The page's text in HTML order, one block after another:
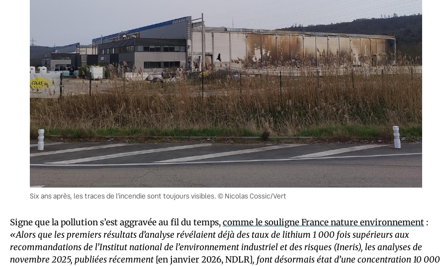
Six ans après, les traces de l’incendie sont toujours visibles. © Nicolas Cossic/Vert
Signe que la pollution s’est aggravée au fil du temps,comme le souligne France nature environnement :
«Alors que les premiers résultats d’analyse révélaient déjà des taux de lithium 1 000 fois supérieurs aux
recommandations de l’Institut national de l’environnement industriel et des risques (Ineris), les analyses de
novembre 2025, publiées récemment [en janvier 2026, NDLR], font désormais état d’une concentration 10 000